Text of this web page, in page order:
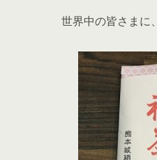
世界中の皆さまに